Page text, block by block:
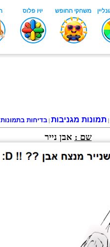
|תמונות מגניבות |בדיחות בתמונות
שם : אבן נייר